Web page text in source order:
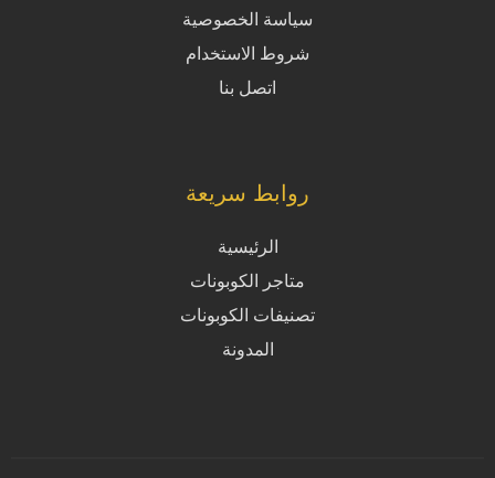
سياسة الخصوصية
شروط الاستخدام
اتصل بنا
روابط سريعة
الرئيسية
متاجر الكوبونات
تصنيفات الكوبونات
المدونة